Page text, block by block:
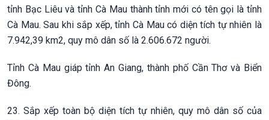
tỉnh Bạc Liêu và tỉnh Cà Mau thành tỉnh mới có tên gọi là tỉnh
Cà Mau. Sau khi sắp xếp, tỉnh Cà Mau có diện tích tự nhiên là
7.942,39 km2, quy mô dân số là 2.606.672 người.
Tỉnh Cà Mau giáp tỉnh An Giang, thành phố Cần Thơ và Biển
Đông.
23. Sắp xếp toàn bộ diện tích tự nhiên, quy mô dân số của